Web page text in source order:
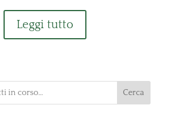
Leggi tutto
Cerca